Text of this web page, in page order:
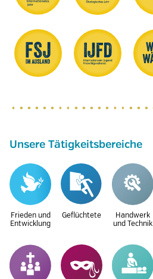
Unsere Tätigkeitsbereiche
Frieden und
Entwicklung
Geflüchtete
Handwerk
und Technik